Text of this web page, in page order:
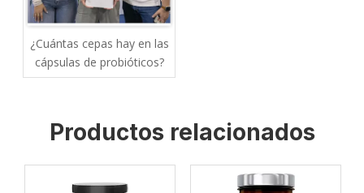
¿Cuántas cepas hay en las
cápsulas de probióticos?
Productos relacionados